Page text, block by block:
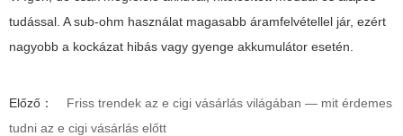
tudással. A sub-ohm használat magasabb áramfelvétellel jár, ezért
nagyobb a kockázat hibás vagy gyenge akkumulátor esetén.
Előző：
Friss trendek az e cigi vásárlás világában — mit érdemes
tudni az e cigi vásárlás előtt